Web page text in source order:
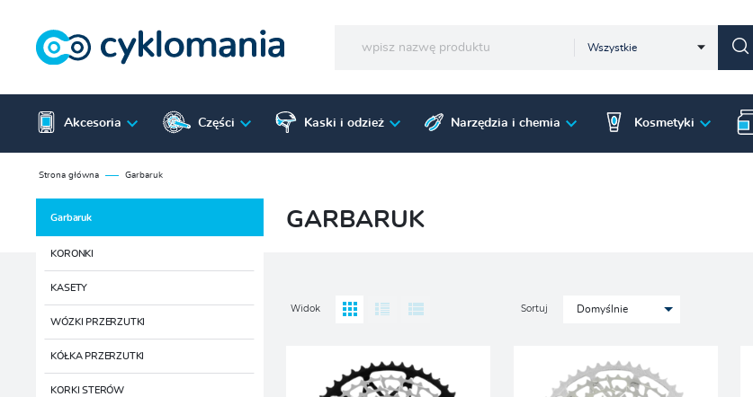
Wszystkie
Akcesoria Części Kaski i odzież Narzędzia i chemia Kosmetyki
Strona główna Garbaruk
Garbaruk
KORONKI
KASETY
WÓZKI PRZERZUTKI
KÓŁKA PRZERZUTKI
KORKI STERÓW
GARBARUK
Widok Sortuj Domyślnie